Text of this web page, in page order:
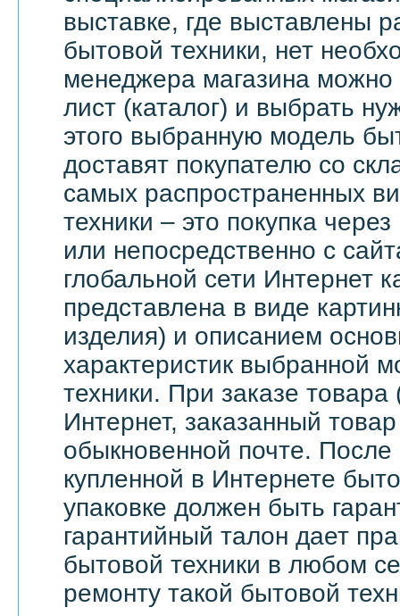
выставке, где выставлены
бытовой техники, нет
менеджера магазина можно
лист (каталог) и выбрать
этого выбранную модель
доставят покупателю со
самых распространенных
техники – это покупка
или непосредственно с
глобальной сети Интернет
представлена в виде
изделия) и описанием
характеристик выбранной
техники. При заказе товара
Интернет, заказанный
обыкновенной почте. После
купленной в Интернете
упаковке должен быть
гарантийный талон дает
бытовой техники в любом
ремонту такой бытовой